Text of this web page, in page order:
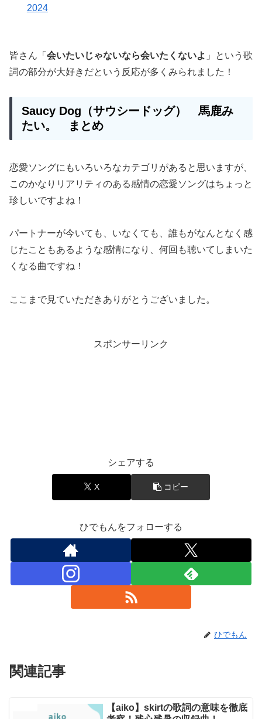
2024
皆さん「 会いたいじゃないなら会いたくないよ 」という歌
詞の部分が大好きだという反応が多くみられました！
Saucy Dog（サウシードッグ） 馬鹿み
たい。 まとめ
恋愛ソングにもいろいろなカテゴリがあると思いますが、
このかなりリアリティのある感情の恋愛ソングはちょっと
珍しいですよね！
パートナーが今いても、いなくても、誰もがなんとなく感
じたこともあるような感情になり、何回も聴いてしまいた
くなる曲ですね！
ここまで見ていただきありがとうございました。
スポンサーリンク
シェアする
X コピー
ひでもんをフォローする
ひでもん
関連記事
【aiko】skirtの歌詞の意味を徹底